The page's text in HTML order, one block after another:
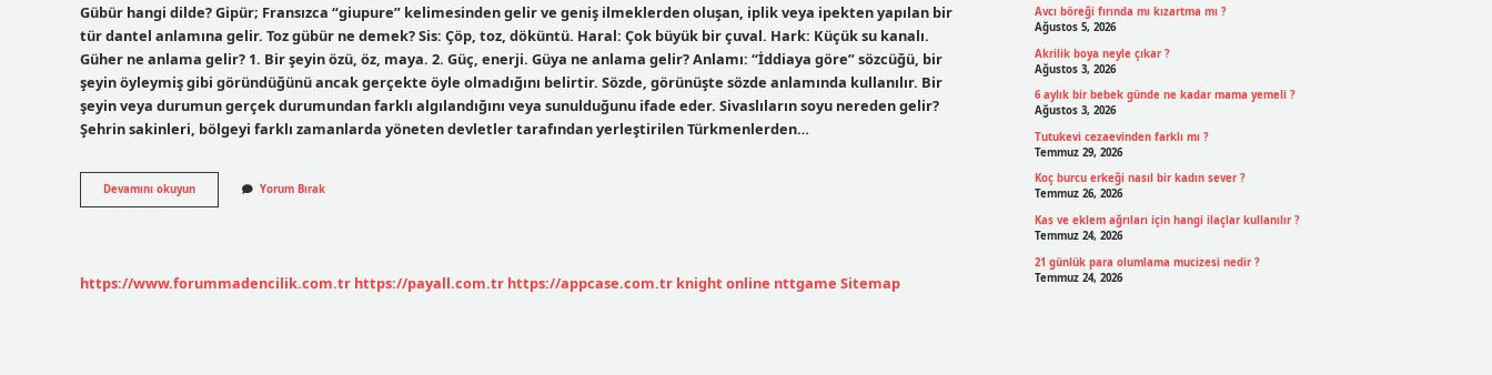
Gübür hangi dilde? Gipür; Fransızca “giupure” kelimesinden gelir ve geniş ilmeklerden oluşan, iplik veya ipekten yapılan bir
tür dantel anlamına gelir. Toz gübür ne demek? Sis: Çöp, toz, döküntü. Haral: Çok büyük bir çuval. Hark: Küçük su kanalı.
Güher ne anlama gelir? 1. Bir şeyin özü, öz, maya. 2. Güç, enerji. Güya ne anlama gelir? Anlamı: “İddiaya göre” sözcüğü, bir
şeyin öyleymiş gibi göründüğünü ancak gerçekte öyle olmadığını belirtir. Sözde, görünüşte sözde anlamında kullanılır. Bir
şeyin veya durumun gerçek durumundan farklı algılandığını veya sunulduğunu ifade eder. Sivaslıların soyu nereden gelir?
Şehrin sakinleri, bölgeyi farklı zamanlarda yöneten devletler tarafından yerleştirilen Türkmenlerden…
Devamını okuyunGübür
Ne
Yorum Bırak
https://www.forummadencilik.com.tr https://payall.com.tr https://appcase.com.tr knight online nttgame Sitemap
Avcı böreği fırında mı kızartma mı ?
Ağustos 5, 2026
Akrilik boya neyle çıkar ?
Ağustos 3, 2026
6 aylık bir bebek günde ne kadar mama yemeli ?
Ağustos 3, 2026
Tutukevi cezaevinden farklı mı ?
Temmuz 29, 2026
Koç burcu erkeği nasıl bir kadın sever ?
Temmuz 26, 2026
Kas ve eklem ağrıları için hangi ilaçlar kullanılır ?
Temmuz 24, 2026
21 günlük para olumlama mucizesi nedir ?
Temmuz 24, 2026